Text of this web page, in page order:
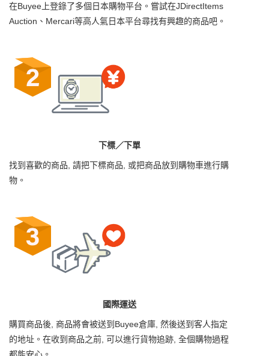
在Buyee上登錄了多個日本購物平台。嘗試在JDirectItems
Auction、Mercari等高人氣日本平台尋找有興趣的商品吧。
下標／下單
找到喜歡的商品, 請把下標商品, 或把商品放到購物車進行購
物。
國際運送
購買商品後, 商品將會被送到Buyee倉庫, 然後送到客人指定
的地址。在收到商品之前, 可以進行貨物追跡, 全個購物過程